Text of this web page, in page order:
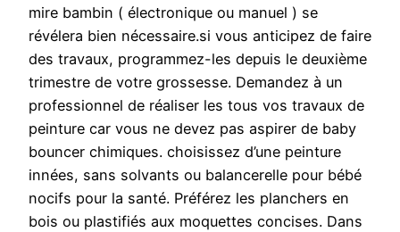
mire bambin ( électronique ou manuel ) se
révélera bien nécessaire.si vous anticipez de faire
des travaux, programmez-les depuis le deuxième
trimestre de votre grossesse. Demandez à un
professionnel de réaliser les tous vos travaux de
peinture car vous ne devez pas aspirer de baby
bouncer chimiques. choisissez d’une peinture
innées, sans solvants ou balancerelle pour bébé
nocifs pour la santé. Préférez les planchers en
bois ou plastifiés aux moquettes concises. Dans